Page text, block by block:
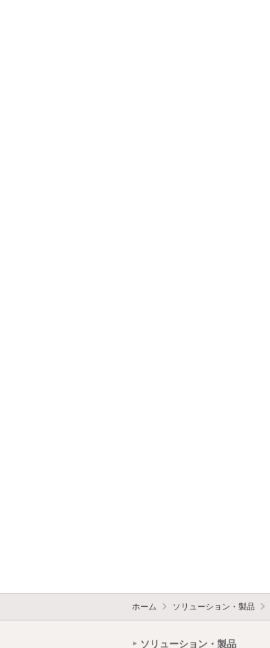
ホーム ソリューション・製品
ソリューション・製品